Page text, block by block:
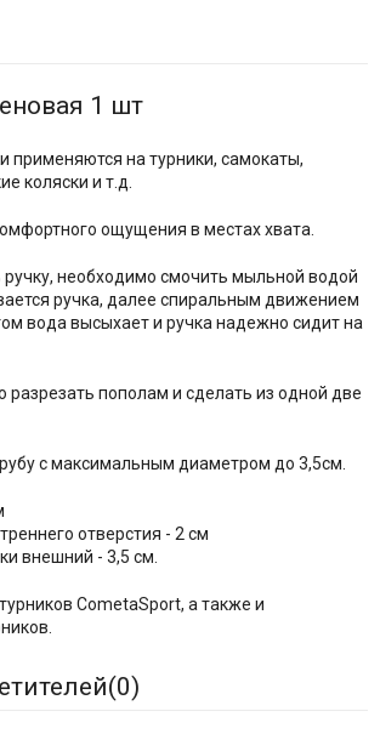
1 шт
применяются на турники, самокаты,
коляски и т.д.
ощущения в местах хвата.
необходимо смочить мыльной водой
ручка, далее спиральным движением
вода высыхает и ручка надежно сидит на
разрезать пополам и сделать из одной две
с максимальным диаметром до 3,5см.
отверстия - 2 см
внешний - 3,5 см.
ComеtaSport, а также и
0)